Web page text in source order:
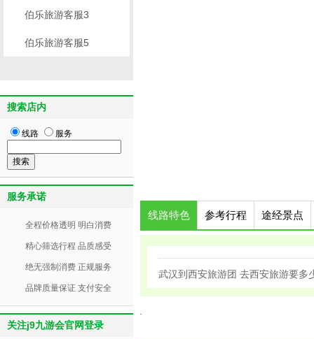
线路特色 参考行程 途经景点
武汉到西安旅游团 去西安旅游要多
伯乐旅游客服3
伯乐旅游客服5
搜索店内
线路 服务
服务承诺
全程价格透明 明白消费
精心筛选行程 品质感受
绝无强制消费 正规服务
品牌质量保证 支付安全
关注j9九游会官网登录